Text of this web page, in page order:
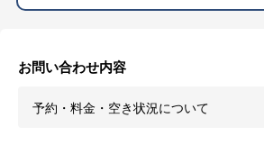
お問い合わせ内容